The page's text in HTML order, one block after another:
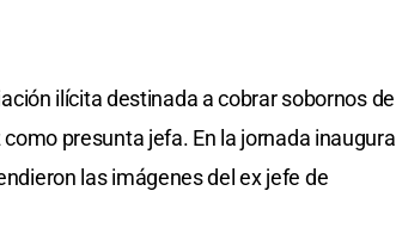
ilícita destinada a cobrar sobornos de
presunta jefa. En la jornada inaugural
las imágenes del ex jefe de